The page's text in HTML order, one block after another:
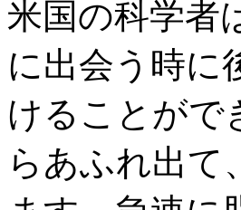
米国の科学者
に出会う時に
けることがで
らあふれ出て